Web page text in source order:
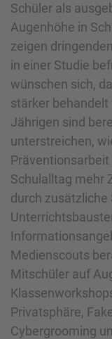
Schüler als
Augenhöhe in
zeigen
in einer Studie
wünschen sich,
stärker behandelt
Jährigen sind
unterstreichen,
Schulalltag mehr
durch zusätzliche
Medienscouts
Mitschüler auf
Privatsphäre,
Cybergrooming